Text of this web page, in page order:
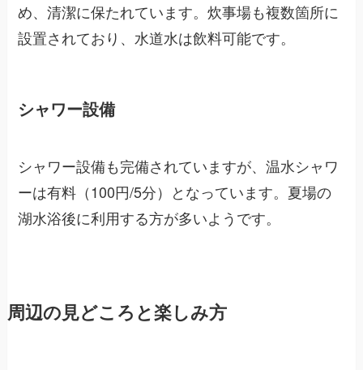
め、清潔に保たれています。炊事場も複数箇所に
設置されており、水道水は飲料可能です。
シャワー設備
シャワー設備も完備されていますが、温水シャワ
ーは有料（100円/5分）となっています。夏場の
湖水浴後に利用する方が多いようです。
周辺の見どころと楽しみ方